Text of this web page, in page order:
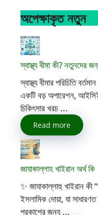
অপেক্ষাকৃত নতুন
স্বাস্থ্য বীমা কী? নতুনদের
স্বাস্থ্য বীমার পরিচিতি
একটি বড় অপারেশন,
চিকিৎসার খরচ ...
Read more
জাযাকাল্লাহ খাইরান অর্থ কি
✨ জাযাকাল্লাহু খাইরান কী
ইসলামিক দোয়া, যা
প্রকাশের জন্য ...